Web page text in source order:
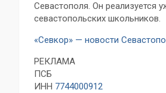
Севастополя. Он реализуется
севастопольских школьников.
«Севкор» — новости
РЕКЛАМА
ПСБ
ИНН 7744000912